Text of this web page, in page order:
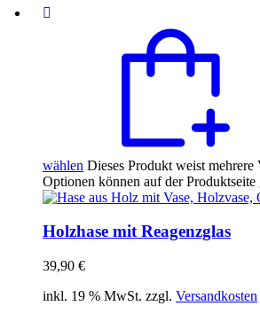
wählen Dieses Produkt weist mehrere
Optionen können auf der
Holzhase mit Reagenzglas
39,90 €
inkl. 19 % MwSt. zzgl. Versandkosten